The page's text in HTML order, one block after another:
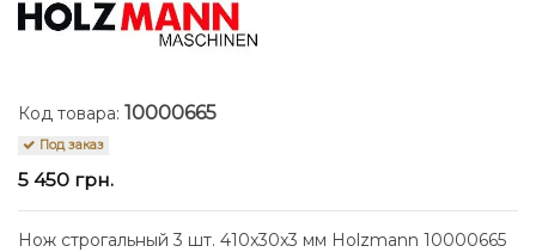
Код товара: 10000665
Под заказ
5 450 грн.
Нож строгальный 3 шт. 410x30x3 мм Holzmann 10000665